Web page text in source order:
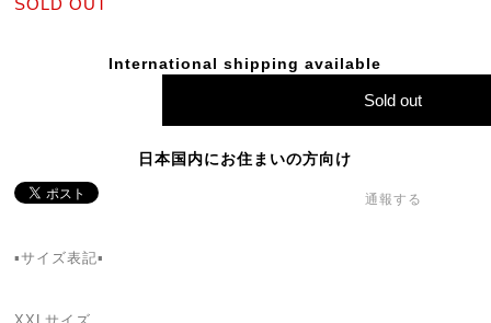
SOLD OUT
International shipping available
Sold out
日本国内にお住まいの方向け
通報する
▪️サイズ表記▪️